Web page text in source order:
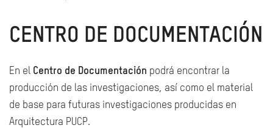
CENTRO DE DOCUMENTACIÓN
En el Centro de Documentación podrá encontrar la
producción de las investigaciones, así como el material
de base para futuras investigaciones producidas en
Arquitectura PUCP.